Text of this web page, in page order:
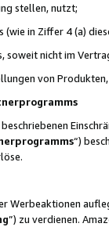
stellen, nutzt;
(wie in Ziffer 4 (a)
soweit nicht im
von
“)
Werbeaktionen
”) zu verdienen.